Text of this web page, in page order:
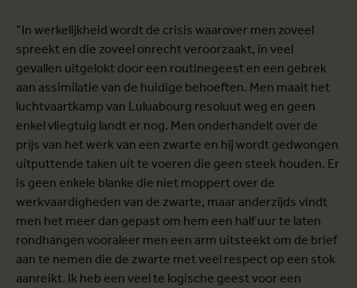
“In werkelijkheid wordt de crisis waarover men zoveel
spreekt en die zoveel onrecht veroorzaakt, in veel
gevallen uitgelokt door een routinegeest en een gebrek
aan assimilatie van de huidige behoeften. Men maait het
luchtvaartkamp van Luluabourg resoluut weg en geen
enkel vliegtuig landt er nog. Men onderhandelt over de
prijs van het werk van een zwarte en hij wordt gedwongen
uitputtende taken uit te voeren die geen steek houden. Er
is geen enkele blanke die niet moppert over de
werkvaardigheden van de zwarte, maar anderzijds vindt
men het meer dan gepast om hem een half uur te laten
rondhangen vooraleer men een arm uitsteekt om de brief
aan te nemen die de zwarte met veel respect op een stok
aanreikt. Ik heb een veel te logische geest voor een